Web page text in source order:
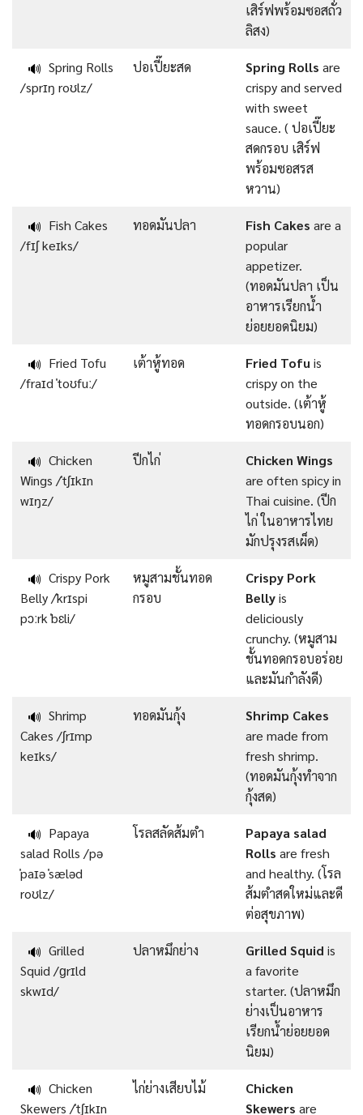
เสิร์ฟพร้อมซอสถั่ว
ลิสง)
🔊 Spring Rolls
/sprɪŋ roʊlz/
ปอเปี๊ยะสด Spring Rolls are
crispy and served
with sweet
sauce. ( ปอเปี๊ยะ
สดกรอบ เสิร์ฟ
พร้อมซอสรส
หวาน)
🔊 Fish Cakes
/fɪʃ keɪks/
ทอดมันปลา Fish Cakes are a
popular
appetizer.
(ทอดมันปลา เป็น
อาหารเรียกน้ำ
ย่อยยอดนิยม)
🔊 Fried Tofu
/fraɪd ˈtoʊfuː/
เต้าหู้ทอด Fried Tofuis
crispy on the
outside. (เต้าหู้
ทอดกรอบนอก)
🔊 Chicken
Wings /ˈtʃɪkɪn
wɪŋz/
ปีกไก่
Chicken Wings
are often spicy in
Thai cuisine. (ปีก
ไก่ ในอาหารไทย
มักปรุงรสเผ็ด)
🔊 Crispy Pork
Belly /ˈkrɪspi
pɔːrk ˈbɛli/
หมูสามชั้นทอด
กรอบ
Crispy Pork
Bellyis
deliciously
crunchy. (หมูสาม
ชั้นทอดกรอบอร่อย
และมันกำลังดี)
🔊 Shrimp
Cakes /ʃrɪmp
keɪks/
ทอดมันกุ้ง
Shrimp Cakes
are made from
fresh shrimp.
(ทอดมันกุ้งทำจาก
กุ้งสด)
🔊 Papaya
salad Rolls /pə
ˈpaɪə ˈsæləd
roʊlz/
โรลสลัดส้มตำ
Papaya salad
Rolls are fresh
and healthy. (โรล
ส้มตำสดใหม่และดี
ต่อสุขภาพ)
🔊 Grilled
Squid /ɡrɪld
skwɪd/
ปลาหมึกย่าง Grilled Squid is
a favorite
starter. (ปลาหมึก
ย่างเป็นอาหาร
เรียกน้ำย่อยยอด
นิยม)
🔊 Chicken
Skewers /ˈtʃɪkɪn
ไก่ย่างเสียบไม้
Chicken
Skewers are